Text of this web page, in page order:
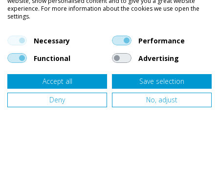
Vind ons op social media
En blijf op de hoogte van trends, aanbiedingen en kortingsacties.
Onze klanten beoordelen Van Bellen Wind & Snowgemiddeld met een
op basis van453beoordelingen.
experience. For more information about the cookies we use open the
settings.
Necessary
Performance
Functional
Advertising
Accept all
Save selection
Deny
No, adjust